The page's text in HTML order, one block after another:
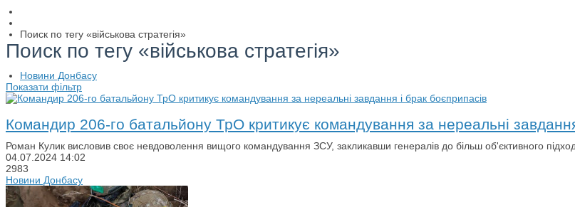
Поиск по тегу «військова стратегія»
Поиск по тегу «військова стратегія»
Новини Донбасу
Показати фільтр
Командир 206-го батальйону ТрО критикує командування за нереальні
Роман Кулик висловив своє невдоволення вищого командування ЗСУ, закликавши генералів до більш об'єктивного
04.07.2024 14:02
2983
Новини Донбасу